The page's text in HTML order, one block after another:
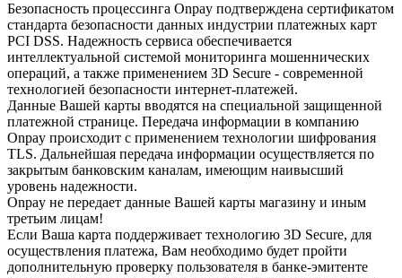
Безопасность процессинга Onpay подтверждена сертификатом
стандарта безопасности данных индустрии платежных карт
PCI DSS. Надежность сервиса обеспечивается
интеллектуальной системой мониторинга мошеннических
операций, а также применением 3D Secure - современной
технологией безопасности интернет-платежей.
Данные Вашей карты вводятся на специальной защищенной
платежной странице. Передача информации в компанию
Onpay происходит с применением технологии шифрования
TLS. Дальнейшая передача информации осуществляется по
закрытым банковским каналам, имеющим наивысший
уровень надежности.
Onpay не передает данные Вашей карты магазину и иным
третьим лицам!
Если Ваша карта поддерживает технологию 3D Secure, для
осуществления платежа, Вам необходимо будет пройти
дополнительную проверку пользователя в банке-эмитенте